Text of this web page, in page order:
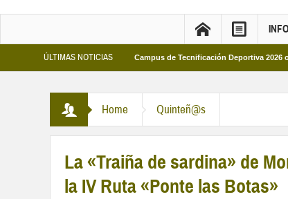
INFO
ÚLTIMAS NOTICIAS
2026 Los Campus de Tecnificación Deportiva 2026 ofrecen
Home Quinteñ@s
La «Traiña de sardina» de
la IV Ruta «Ponte las Botas»